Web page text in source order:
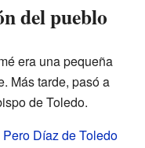
del pueblo
era una pequeña
Más tarde, pasó a
de Toledo.
Pero Díaz de Toledo